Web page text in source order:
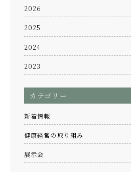
2026
2025
2024
2023
カテゴリー
新着情報
健康経営の取り組み
展示会